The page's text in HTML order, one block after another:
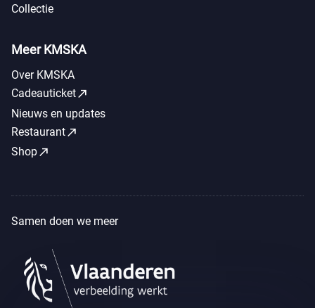
Collectie
Meer KMSKA
Over KMSKA
Cadeauticketcall_made
Nieuws en updates
Restaurantcall_made
Shopcall_made
Samen doen we meer